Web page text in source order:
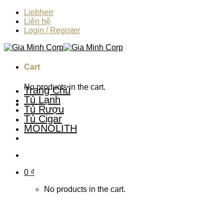
Skip
content
Liebherr
Liên hệ
Login / Register
Cart
No products in the cart.
Trang Chủ
Tủ Lạnh
Tủ Rượu
Tủ Cigar
MONOLITH
0 ₫
No products in the cart.